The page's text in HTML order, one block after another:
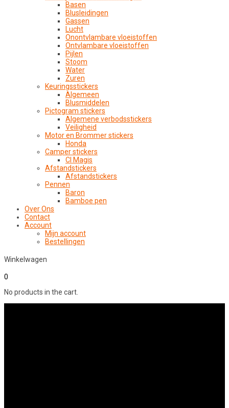
Basen
Blusleidingen
Gassen
Lucht
Onontvlambare vloeistoffen
Ontvlambare vloeistoffen
Pijlen
Stoom
Water
Zuren
Keuringsstickers
Algemeen
Blusmiddelen
Pictogram stickers
Algemene verbodsstickers
Veiligheid
Motor en Brommer stickers
Honda
Camper stickers
CI Magis
Afstandstickers
Afstandstickers
Pennen
Baron
Bamboe pen
Over Ons
Contact
Account
Mijn account
Bestellingen
Winkelwagen
0
No products in the cart.